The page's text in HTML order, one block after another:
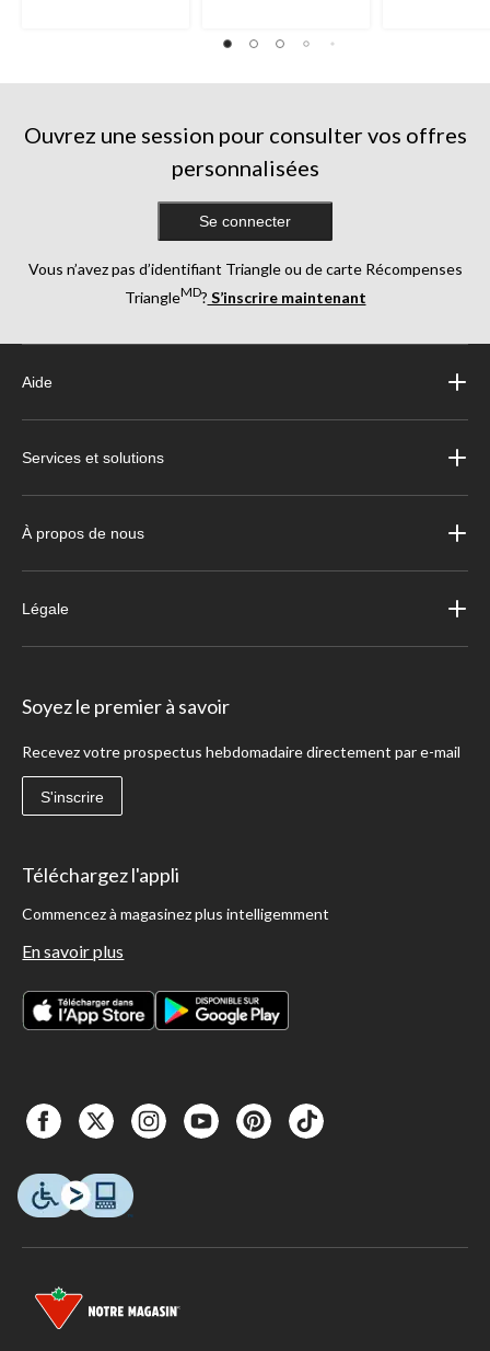
Ouvrez une session pour consulter vos offres
personnalisées
Se connecter
Vous n’avez pas d’identifiant Triangle ou de carte Récompenses
TriangleMD? S’inscrire maintenant
Aide
Services et solutions
À propos de nous
Légale
Soyez le premier à savoir
Recevez votre prospectus hebdomadaire directement par e-mail
S'inscrire
Téléchargez l'appli
Commencez à magasinez plus intelligemment
En savoir plus